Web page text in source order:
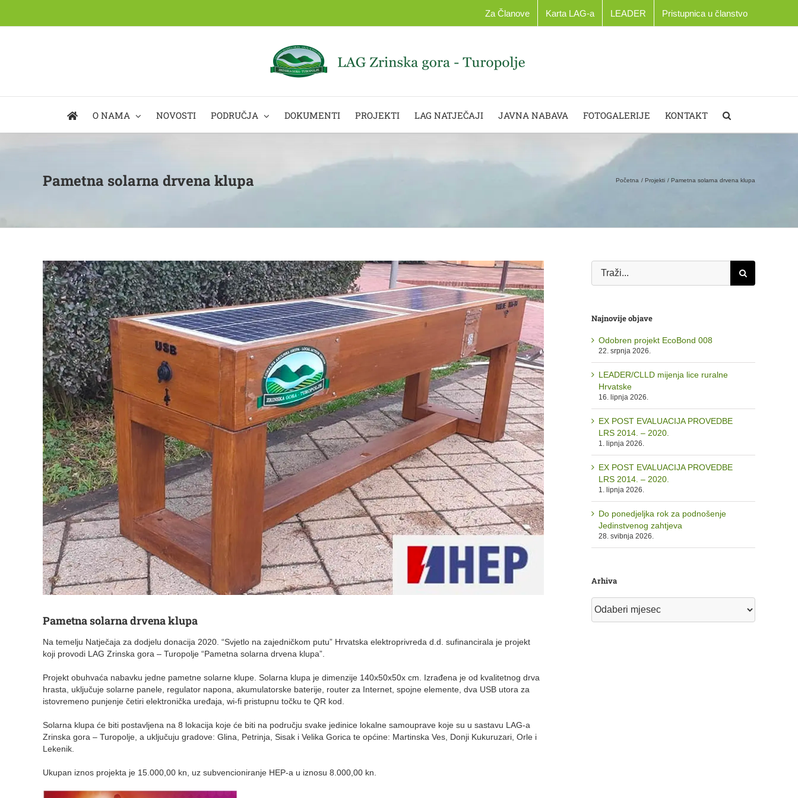
content
Za Članove Karta LAG-a LEADER Pristupnica u članstvo
O NAMA NOVOSTI PODRUČJA DOKUMENTI PROJEKTI LAG NATJEČAJI JAVNA NABAVA FOTOGALERIJE KONTAKT
Pametna solarna drvena klupa Početna Projekti Pametna solarna drvena klupa
View
Larger
Image
Pametna solarna drvena klupa
Na temelju Natječaja za dodjelu donacija 2020. “Svjetlo na zajedničkom putu” Hrvatska elektroprivreda d.d. sufinancirala je projekt
koji provodi LAG Zrinska gora – Turopolje “Pametna solarna drvena klupa”.
Projekt obuhvaća nabavku jedne pametne solarne klupe. Solarna klupa je dimenzije 140x50x50x cm. Izrađena je od kvalitetnog drva
hrasta, uključuje solarne panele, regulator napona, akumulatorske baterije, router za Internet, spojne elemente, dva USB utora za
istovremeno punjenje četiri elektronička uređaja, wi-fi pristupnu točku te QR kod.
Solarna klupa će biti postavljena na 8 lokacija koje će biti na području svake jedinice lokalne samouprave koje su u sastavu LAG-a
Zrinska gora – Turopolje, a uključuju gradove: Glina, Petrinja, Sisak i Velika Gorica te općine: Martinska Ves, Donji Kukuruzari, Orle i
Lekenik.
Ukupan iznos projekta je 15.000,00 kn, uz subvencioniranje HEP-a u iznosu 8.000,00 kn.
Najnovije objave
Odobren projekt EcoBond 008
22. srpnja 2026.
LEADER/CLLD mijenja lice ruralne
Hrvatske
16. lipnja 2026.
EX POST EVALUACIJA PROVEDBE
LRS 2014. – 2020.
1. lipnja 2026.
EX POST EVALUACIJA PROVEDBE
LRS 2014. – 2020.
1. lipnja 2026.
Do ponedjeljka rok za podnošenje
Jedinstvenog zahtjeva
28. svibnja 2026.
Arhiva